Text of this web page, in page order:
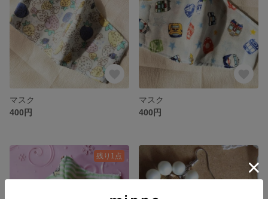
マスク
400円
マスク
400円
残り1点